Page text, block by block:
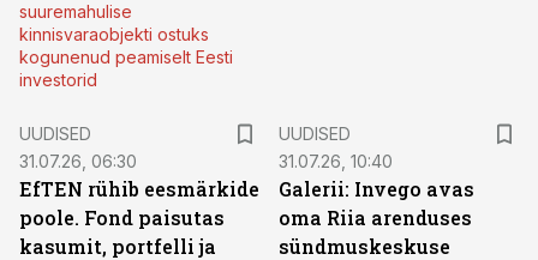
suuremahulise
kinnisvaraobjekti ostuks
kogunenud peamiselt Eesti
investorid
UUDISED
31.07.26, 06:30
EfTEN rühib eesmärkide
poole. Fond paisutas
kasumit, portfelli ja
UUDISED
31.07.26, 10:40
Galerii: Invego avas
oma Riia arenduses
sündmuskeskuse